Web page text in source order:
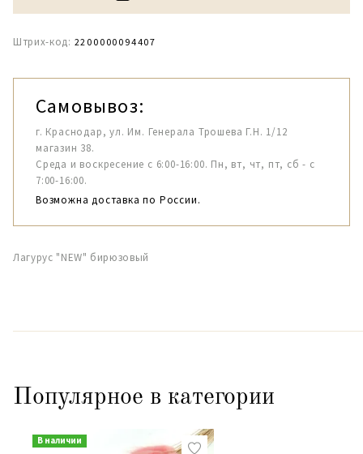
Штрих-код: 2200000094407
Самовывоз:
г. Краснодар, ул. Им. Генерала Трошева Г.Н. 1/12
магазин 38.
Среда и воскресение с 6:00-16:00. Пн, вт, чт, пт, сб - с
7:00-16:00.
Возможна доставка по России.
Лагурус "NEW" бирюзовый
Популярное в категории
В наличии